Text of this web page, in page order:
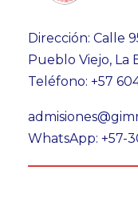
Dirección: Calle
Pueblo Viejo, La
Teléfono: +57
WhatsApp: +57-